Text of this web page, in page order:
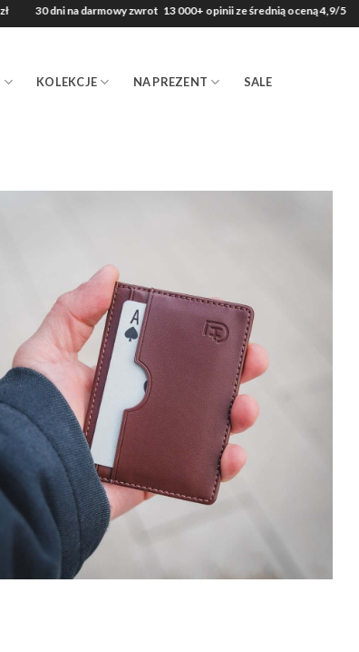
30 dni na darmowy zwrot 13 000+ opinii ze średnią oceną 4,9/5
KOLEKCJE NA PREZENT SALE